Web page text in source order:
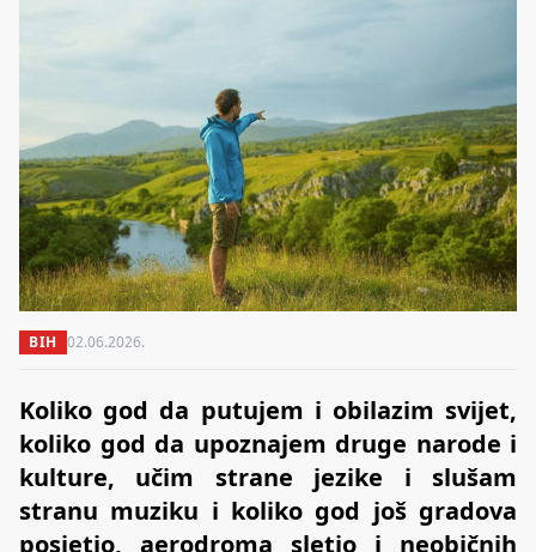
BIH 02.06.2026.
Koliko god da putujem i obilazim svijet,
koliko god da upoznajem druge narode i
kulture, učim strane jezike i slušam
stranu muziku i koliko god još gradova
posjetio, aerodroma sletio i neobičnih